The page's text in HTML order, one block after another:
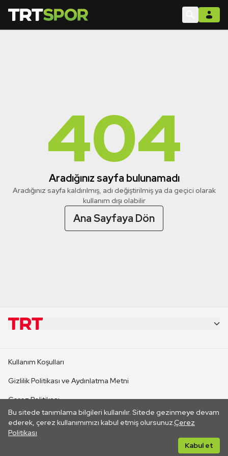
404
Aradığınız sayfa bulunamadı
Aradığınız sayfa kaldırılmış, adı değiştirilmiş ya da geçici olarak
kullanım dışı olabilir
Ana Sayfaya Dön
Bu sitede tanımlama bilgileri kullanılır. Sitede gezinmeye devam
ederek, çerez kullanımımızı kabul etmiş olursunuz.Çerez
Politikası
Kabul et
CANLI YAYINLAR
Kullanım Koşulları
Gizlilik Politikası ve Aydınlatma Metni
Çerez Politikası
İletişim
Her hakkı saklıdır. ©2026 TRT. Bağlantı yoluyla gidilen dış